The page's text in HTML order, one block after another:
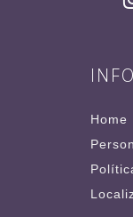
Home